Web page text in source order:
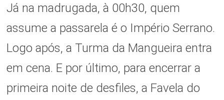
Já na madrugada, à 00h30, quem
assume a passarela é o Império Serrano.
Logo após, a Turma da Mangueira entra
em cena. E por último, para encerrar a
primeira noite de desfiles, a Favela do